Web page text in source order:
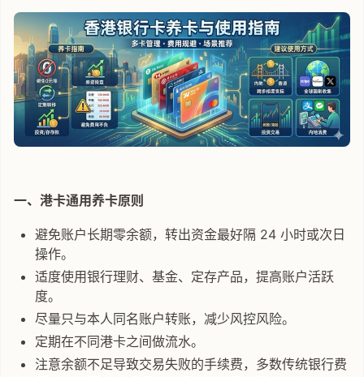
一、港卡通用养卡原则
避免账户长期零余额，转出资金最好隔 24 小时或次日
操作。
适度使用银行理财、基金、定存产品，提高账户活跃
度。
尽量只与本人同名账户转账，减少风控风险。
定期在不同港卡之间做流水。
注意余额不足导致交易失败的手续费，多数传统银行费